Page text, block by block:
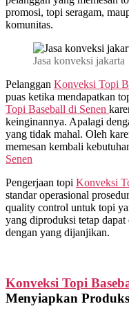
promosi, topi seragam,
komunitas.
Jasa konveksi jakarta
Pelanggan Konveksi Topi
puas ketika mendapatkan
Topi Baseball di Senen
keinginannya. Apalagi
yang tidak mahal. Oleh
memesan kembali
Senen
Pengerjaan topi Konveksi
standar operasional
quality control untuk topi
yang diproduksi tetap
dengan yang dijanjikan.
Konveksi Topi
Menyiapkan